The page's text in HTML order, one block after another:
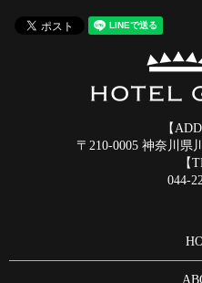
【
〒210-0005 神奈川県
【
044-